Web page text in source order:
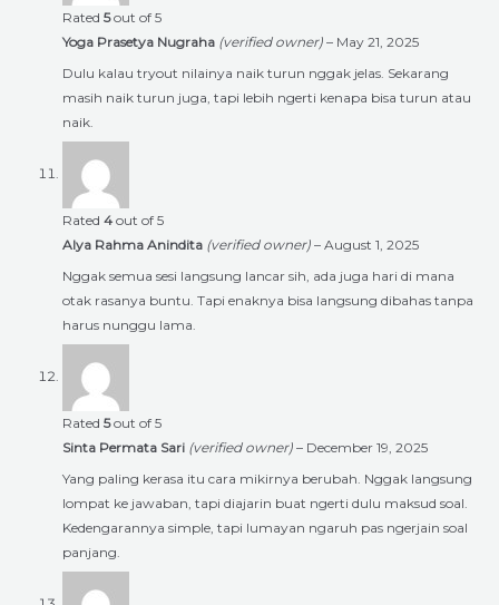
Rated 5out of 5
Yoga Prasetya Nugraha (verified owner) – May 21, 2025
Dulu kalau tryout nilainya naik turun nggak jelas. Sekarang
masih naik turun juga, tapi lebih ngerti kenapa bisa turun atau
naik.
Rated 4 out of 5
Alya Rahma Anindita (verified owner) – August 1, 2025
Nggak semua sesi langsung lancar sih, ada juga hari di mana
otak rasanya buntu. Tapi enaknya bisa langsung dibahas tanpa
harus nunggu lama.
Rated 5out of 5
Sinta Permata Sari (verified owner) – December 19, 2025
Yang paling kerasa itu cara mikirnya berubah. Nggak langsung
lompat ke jawaban, tapi diajarin buat ngerti dulu maksud soal.
Kedengarannya simple, tapi lumayan ngaruh pas ngerjain soal
panjang.